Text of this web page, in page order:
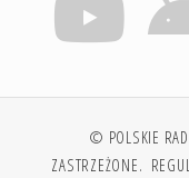
© POLSKIE
ZASTRZEŻONE.